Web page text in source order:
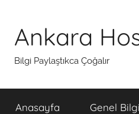
Ankara
Bilgi Paylaştıkca Çoğalır
Anasayfa Genel Bilgi